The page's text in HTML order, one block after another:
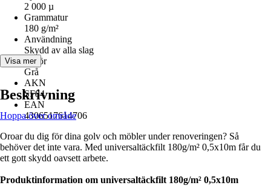
2 000 µ
Grammatur
180 g/m²
Användning
Skydd av alla slag
Kulör
Grå
AKN
SF84
EAN
4306517614706
Visa mer
Beskrivning
Hoppa över område
Oroar du dig för dina golv och möbler under renoveringen? Så
behöver det inte vara. Med universaltäckfilt 180g/m² 0,5x10m får du
ett gott skydd oavsett arbete.
Produktinformation om universaltäckfilt 180g/m² 0,5x10m